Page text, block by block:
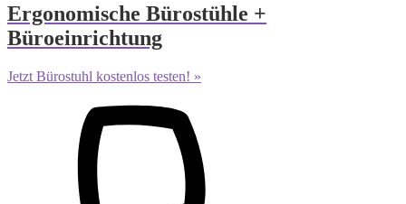
Ergonomische Bürostühle +
Büroeinrichtung
Jetzt Bürostuhl kostenlos testen! »